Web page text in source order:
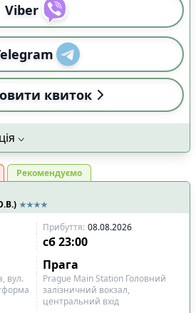
Viber
квиток
Рекомендуємо
Прибуття: 08.08.2026
сб 23:00
Прага
вул.
Prague Main Station Головний
залізничний вокзал,
центральний вхід